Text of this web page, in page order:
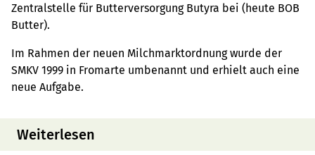
Zentralstelle für Butterversorgung Butyra bei (heute BOB
Butter).
Im Rahmen der neuen Milchmarktordnung wurde der
SMKV 1999 in Fromarte umbenannt und erhielt auch eine
neue Aufgabe.
Weiterlesen